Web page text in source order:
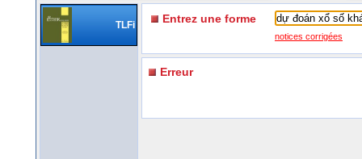
TLFi Entrez une forme
notices corrigées
Erreur